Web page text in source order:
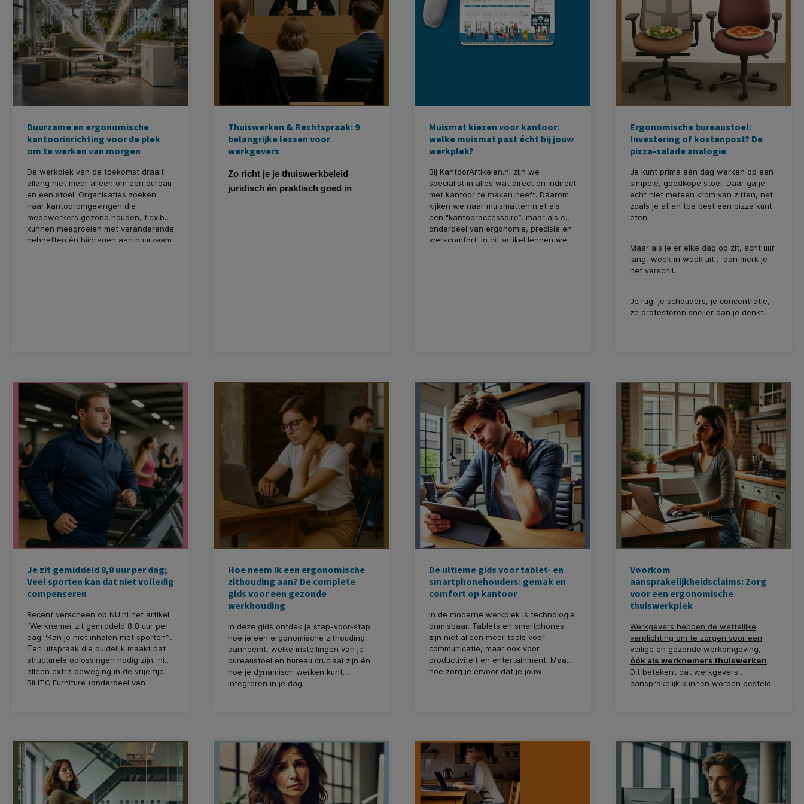
Duurzame en ergonomische
kantoorinrichting voor de plek
om te werken van morgen
De werkplek van de toekomst draait
allang niet meer alleen om een bureau
en een stoel. Organisaties zoeken
naar kantooromgevingen die
medewerkers gezond houden, flexibel
kunnen meegroeien met veranderende
behoeften én bijdragen aan duurzaam
Thuiswerken & Rechtspraak: 9
belangrijke lessen voor
werkgevers
Zo richt je je thuiswerkbeleid
juridisch én praktisch goed in
Muismat kiezen voor kantoor:
welke muismat past écht bij jouw
werkplek?
Bij KantoorArtikelen.nl zijn we
specialist in alles wat direct en indirect
met kantoor te maken heeft. Daarom
kijken we naar muismatten niet als
een “kantooraccessoire”, maar als een
onderdeel van ergonomie, precisie en
werkcomfort. In dit artikel leggen we
Ergonomische bureaustoel:
Investering of kostenpost? De
pizza-salade analogie
Je kunt prima één dag werken op een
simpele, goedkope stoel. Daar ga je
echt niet meteen krom van zitten, net
zoals je af en toe best een pizza kunt
eten.
Maar als je er elke dag op zit, acht uur
lang, week in week uit… dan merk je
het verschil.
Je rug, je schouders, je concentratie,
ze protesteren sneller dan je denkt.
Je zit gemiddeld 8,8 uur per dag;
Veel sporten kan dat niet volledig
compenseren
Recent verscheen op NU.nl het artikel:
“Werknemer zit gemiddeld 8,8 uur per
dag: ‘Kan je niet inhalen met sporten’”.
Een uitspraak die duidelijk maakt dat
structurele oplossingen nodig zijn, niet
alleen extra beweging in de vrije tijd.
Bij ITC Furniture (onderdeel van
Hoe neem ik een ergonomische
zithouding aan? De complete
gids voor een gezonde
werkhouding
In deze gids ontdek je stap-voor-stap
hoe je een ergonomische zithouding
aanneemt, welke instellingen van je
bureaustoel en bureau cruciaal zijn én
hoe je dynamisch werken kunt
integreren in je dag.
De ultieme gids voor tablet- en
smartphonehouders: gemak en
comfort op kantoor
In de moderne werkplek is technologie
onmisbaar. Tablets en smartphones
zijn niet alleen meer tools voor
communicatie, maar ook voor
productiviteit en entertainment. Maar
hoe zorg je ervoor dat je jouw
een houder voor je tablet of
smartphone essentieel is en waar je
op moet letten bij de aankoop.
Voorkom
aansprakelijkheidsclaims: Zorg
voor een ergonomische
thuiswerkplek
Werkgevers hebben de wettelijke
verplichting om te zorgen voor een
veilige en gezonde werkomgeving,
óók als werknemers thuiswerken.
Dit betekent dat werkgevers
aansprakelijk kunnen worden gesteld